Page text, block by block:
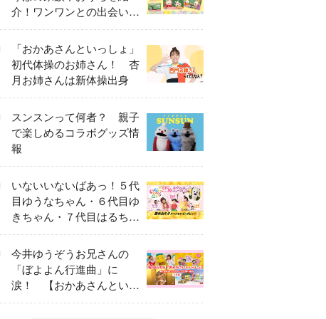
介！ワンワンとの出会いの
瞬間も
「おかあさんといっしょ」
初代体操のお姉さん！ 杏
月お姉さんは新体操出身
スンスンって何者？ 親子
で楽しめるコラボグッズ情
報
いないいないばあっ！５代
目ゆうなちゃん・６代目ゆ
きちゃん・７代目はるちゃ
ん スペシャルインタビュ
ー
今井ゆうぞうお兄さんの
「ぼよよん行進曲」に
涙！ 【おかあさんといっ
しょ65周年特別番組】